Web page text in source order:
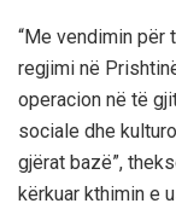
“Me vendimin për
regjimi në
operacion në të
sociale dhe
gjërat bazë”,
kërkuar kthimin e